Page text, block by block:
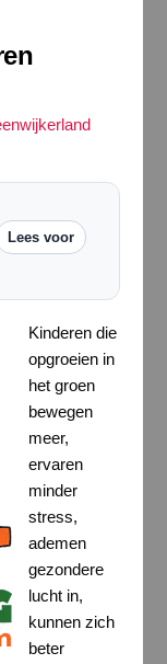
Lees voor
Kinderen die
opgroeien in
het groen
bewegen
meer,
ervaren
minder
stress,
ademen
gezondere
lucht in,
kunnen zich
beter